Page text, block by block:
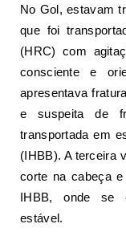
No Gol, estavam
que foi
(HRC) com
consciente e
apresentava
e suspeita de
transportada em
(IHBB). A terceira
corte na cabeça
IHBB, onde se
estável.